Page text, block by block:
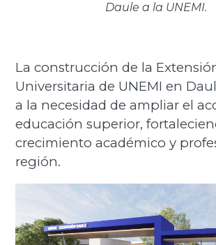
Daule a la UNEMI.
La construcción de la
Universitaria de UNEMI en
a la necesidad de ampliar el
educación superior,
crecimiento académico y
región.